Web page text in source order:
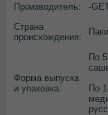
Производитель:
-
Страна
происхождения:
Форма выпуска
и упаковка:
По
По